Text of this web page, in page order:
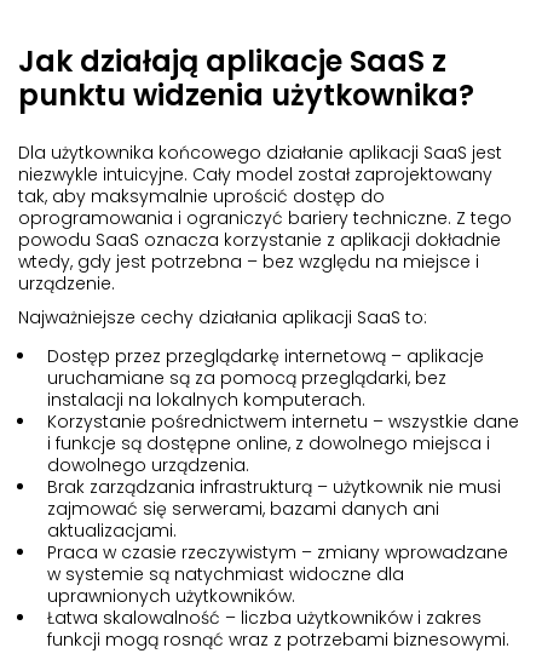
Jak działają aplikacje SaaS z
punktu widzenia użytkownika?
Dla użytkownika końcowego działanie aplikacji SaaS jest
niezwykle intuicyjne. Cały model został zaprojektowany
tak, aby maksymalnie uprościć dostęp do
oprogramowania i ograniczyć bariery techniczne. Z tego
powodu SaaS oznacza korzystanie z aplikacji dokładnie
wtedy, gdy jest potrzebna – bez względu na miejsce i
urządzenie.
Najważniejsze cechy działania aplikacji SaaS to:
Dostęp przez przeglądarkę internetową – aplikacje
uruchamiane są za pomocą przeglądarki, bez
instalacji na lokalnych komputerach.
Korzystanie pośrednictwem internetu – wszystkie dane
i funkcje są dostępne online, z dowolnego miejsca i
dowolnego urządzenia.
Brak zarządzania infrastrukturą – użytkownik nie musi
zajmować się serwerami, bazami danych ani
aktualizacjami.
Praca w czasie rzeczywistym – zmiany wprowadzane
w systemie są natychmiast widoczne dla
uprawnionych użytkowników.
Łatwa skalowalność – liczba użytkowników i zakres
funkcji mogą rosnąć wraz z potrzebami biznesowymi.